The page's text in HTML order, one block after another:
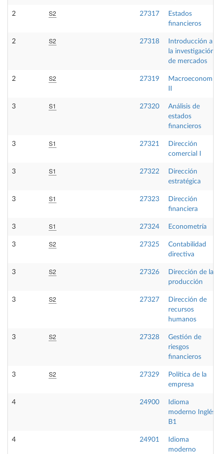
2 S2 27317
Estados
financieros
2 S2 27318
Introducción a
la investigación
de mercados
2 S2 27319
Macroeconomía
3 S1 27320
Análisis de
estados
financieros
3 S1 27321
Dirección
comercial I
3 S1 27322
Dirección
estratégica
3 S1 27323
Dirección
financiera
3 S1 27324 Econometría
3 S2 27325
Contabilidad
directiva
3 S2 27326
Dirección de la
producción
3 S2 27327
Dirección de
recursos
humanos
3 S2 27328
Gestión de
riesgos
financieros
3 S2 27329
Política de la
empresa
4 24900
Idioma
moderno Inglés
B1
4 24901
Idioma
moderno